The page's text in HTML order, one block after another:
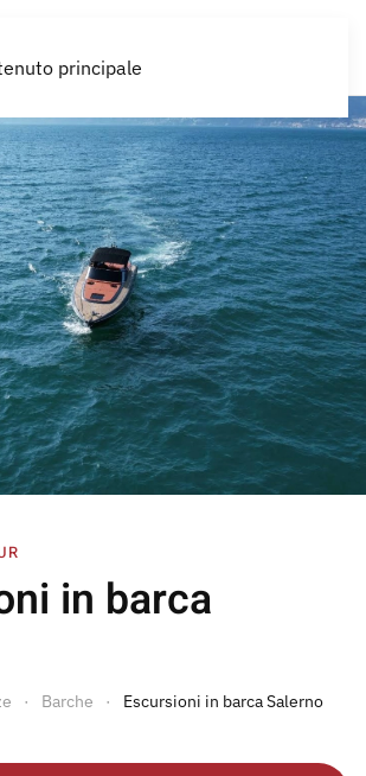
principale
in barca
Barche Escursioni in barca Salerno